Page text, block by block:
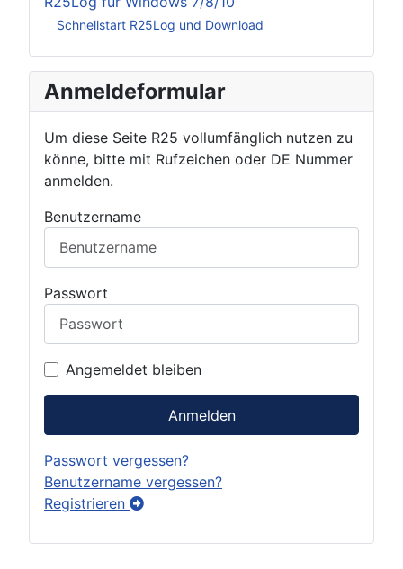
Schnellstart R25Log und Download
Anmeldeformular
Um diese Seite R25 vollumfänglich nutzen zu
könne, bitte mit Rufzeichen oder DE Nummer
anmelden.
Benutzername
Passwort
Angemeldet bleiben
Anmelden
Passwort vergessen?
Benutzername vergessen?
Registrieren